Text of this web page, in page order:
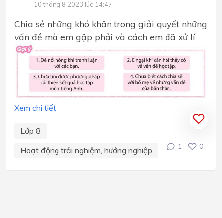
10 tháng 8 2023 lúc 14:47
Chia sẻ những khó khăn trong giải quyết những
vấn đề mà em gặp phải và cách em đã xử lí
Xem chi tiết
Lớp 8
Hoạt động trải nghiệm, hướng nghiệp
1 0